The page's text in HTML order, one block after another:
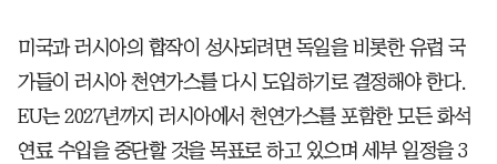
미국과 러시아의 합작이 성사되려면 독일을 비롯한 유럽 국
가들이 러시아 천연가스를 다시 도입하기로 결정해야 한다.
EU는 2027년까지 러시아에서 천연가스를 포함한 모든 화석
연료 수입을 중단할 것을 목표로 하고 있으며 세부 일정을 3